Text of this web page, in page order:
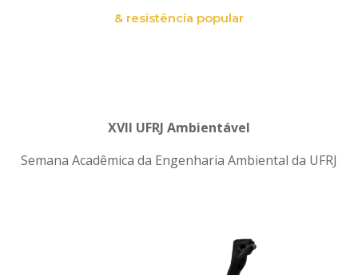
& resistência popular
XVII UFRJ Ambientável
Semana Acadêmica da Engenharia Ambiental da UFRJ